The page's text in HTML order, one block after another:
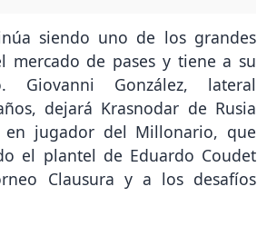
siendo uno de los grandes
mercado de pases y tiene a su
Giovanni González, lateral
dejará Krasnodar de Rusia
en jugador del Millonario, que
el plantel de Eduardo Coudet
Clausura y a los desafíos